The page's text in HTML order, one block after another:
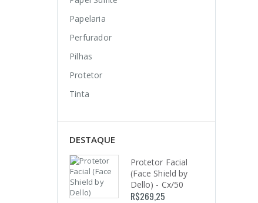
Papelaria
Perfurador
Pilhas
Protetor
Tinta
DESTAQUE
Protetor Facial
(Face Shield by
Dello) - Cx/50
R$269,25